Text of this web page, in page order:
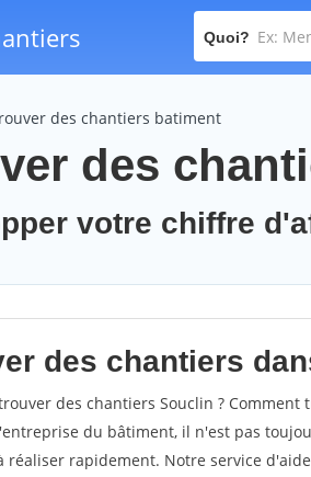
Quoi?
des chantiers batiment
des
votre chiffre
des chantiers
des chantiers Souclin ?
du bâtiment, il n'est pas
réaliser rapidement. Notre service